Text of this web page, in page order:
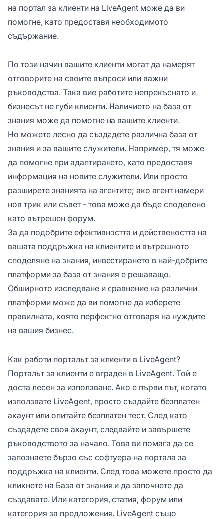
на портал за клиенти на LiveAgent може да ви
помогне, като предоставя необходимото
съдържание.
По този начин вашите клиенти могат да намерят
отговорите на своите въпроси или важни
ръководства. Така вие работите непрекъснато и
бизнесът не губи клиенти. Наличието на база от
знания може да помогне на вашите клиенти.
Но можете лесно да създадете различна база от
знания и за вашите служители. Например, тя може
да помогне при адаптирането, като предоставя
информация на новите служители. Или просто
разширете знанията на агентите; ако агент намери
нов трик или съвет - това може да бъде споделено
като вътрешен форум.
За да подобрите ефективността и действеността на
вашата поддръжка на клиентите и вътрешното
споделяне на знания, инвестирането в най-добрите
платформи за база от знания е решаващо.
Обширното изследване и сравнение на различни
платформи може да ви помогне да изберете
правилната, която перфектно отговаря на нуждите
на вашия бизнес.
Как работи портальт за клиенти в LiveAgent?
Портальт за клиенти е вграден в LiveAgent. Той е
доста лесен за използване. Ако е първи път, когато
използвате LiveAgent, просто създайте безплатен
акаунт или опитайте безплатен тест. След като
създадете своя акаунт, следвайте и завършете
ръководството за начало. Това ви помага да се
запознаете бързо със софтуера на портала за
поддръжка на клиенти. След това можете просто да
кликнете на База от знания и да започнете да
създавате. Или категория, статия, форум или
категория за предложения. LiveAgent също